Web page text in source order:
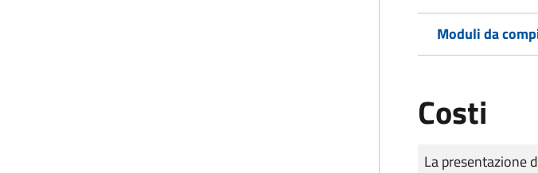
Moduli da
Costi
Tipo di pagamento
Importo
La presentazione